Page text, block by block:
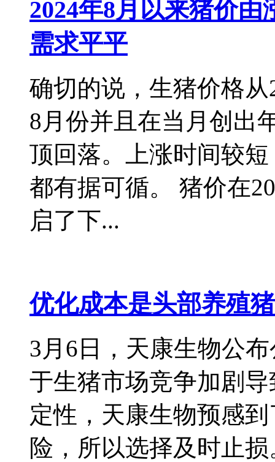
2024年8月以来猪价
需求平平
确切的说，生猪价格
8月份并且在当月创出
顶回落。上涨时间较
都有据可循。 猪价在
启了下...
优化成本是头部养殖
3月6日，天康生物公
于生猪市场竞争加剧
定性，天康生物预感
险，所以选择及时止